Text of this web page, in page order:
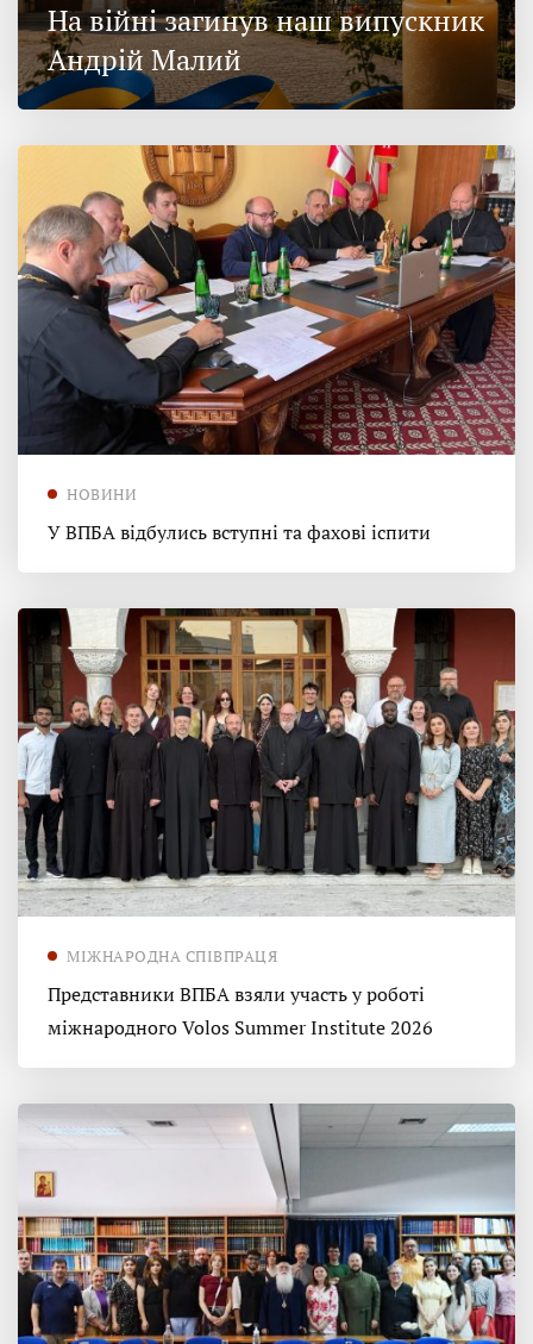
На війні загинув наш випускник
Андрій Малий
НОВИНИ
У ВПБА відбулись вступні та фахові іспити
МІЖНАРОДНА СПІВПРАЦЯ
Представники ВПБА взяли участь у роботі
міжнародного Volos Summer Institute 2026